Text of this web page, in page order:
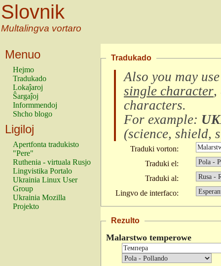
Slovnik
Multalingva vortaro
Menuo
Hejmo
Tradukado
Lokaĵaroj
Ŝargaĵoj
Informmendoj
Shcho blogo
Ligiloj
Apertfonta tradukisto
"Pere"
Ruthenia - virtuala Rusjo
Lingvistika Portalo
Ukrainia Linux User
Group
Ukrainia Mozilla
Projekto
Tradukado
Also you may
single character,
characters.
For example:
(science, shield,
Traduki vorton:
Traduki el:
Traduki al:
Lingvo de interfaco:
Rezulto
Malarstwo temperowe